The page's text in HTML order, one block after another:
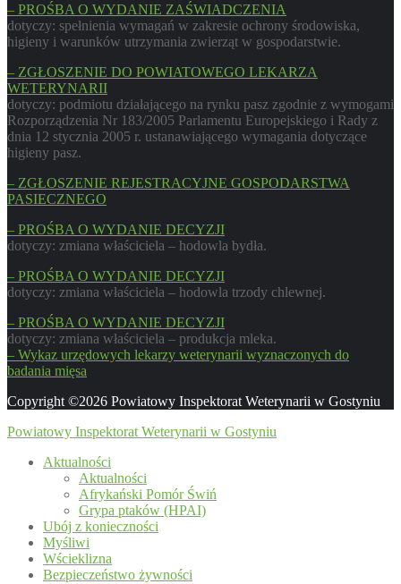
– PROŚBA O WYDANIE ZAŚWIADCZENIA
dotyczy: spełnienia wymagań w zakresie ochrony środowiska,
higieny i warunków utrzymania zwierząt w gospodarstwie.
– ZGŁOSZENIE DO POWIATOWEGO LEKARZA
WETERYNARII
dotyczy: podmiotu działającego na rynku pasz zgodnie z wymogami
Rozporządzenia Nr 183/2005 Parlamentu Europejskiego i Rady z
dnia 12 stycznia 2005 r. ustanawiającego wymagania dotyczące
higieny pasz.
– ZGŁOSZENIE REJESTRACYJNE GOSPODARSTWA
PASIECZNEGO
– PROŚBA O WYDANIE DECYZJI
dotyczy: zmiana właściciela – hodowla bydła.
– PROŚBA O WYDANIE DECYZJI
dotyczy: zmiana właściciela – hodowla trzody chlewnej.
– PROŚBA O WYDANIE DECYZJI
dotyczy: zmiana właściciela – produkcja mleka.
– Wykaz urzędowych lekarzy weterynarii wyznaczonych do
badania mięsa
Copyright ©2026 Powiatowy Inspektorat Weterynarii w Gostyniu
Powiatowy Inspektorat Weterynarii w Gostyniu
Aktualności
Aktualności
Afrykański Pomór Świń
Grypa ptaków (HPAI)
Ubój z konieczności
Myśliwi
Wścieklizna
Bezpieczeństwo żywności